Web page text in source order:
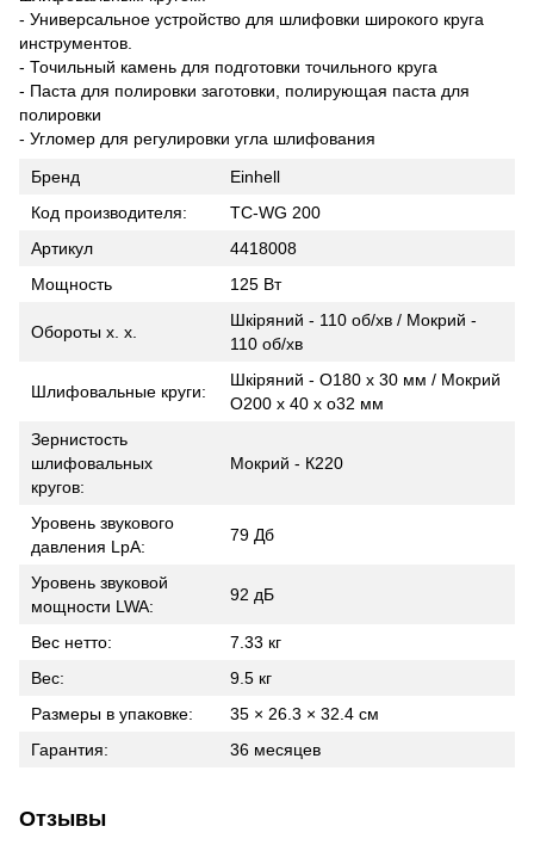
- Универсальное устройство для шлифовки широкого круга
инструментов.
- Точильный камень для подготовки точильного круга
- Паста для полировки заготовки, полирующая паста для
полировки
- Угломер для регулировки угла шлифования
Бренд
Einhell
Код производителя:
TC-WG 200
Артикул
4418008
Мощность
125 Вт
Обороты х. х.
Шкіряний - 110 об/хв / Мокрий -
110 об/хв
Шлифовальные круги:
Шкіряний - O180 x 30 мм / Мокрий
O200 x 40 x o32 мм
Зернистость
шлифовальных
кругов:
Мокрий - К220
Уровень звукового
давления LpA:
79 Дб
Уровень звуковой
мощности LWA:
92 дБ
Вес нетто:
7.33 кг
Вес:
9.5 кг
Размеры в упаковке:
35 × 26.3 × 32.4 см
Гарантия:
36 месяцев
Отзывы